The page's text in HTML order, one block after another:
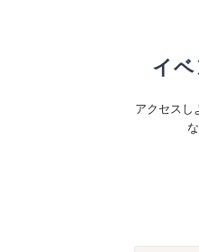
イ
アクセスし